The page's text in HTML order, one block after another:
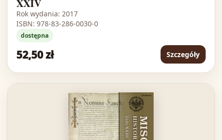
XXIV
Rok wydania: 2017
ISBN: 978-83-286-0030-0
dostępna
52,50 zł Szczegóły